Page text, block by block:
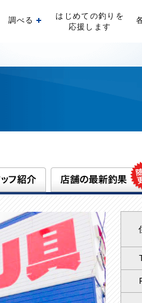
開く調べる 開く
はじめての釣りを
応援します